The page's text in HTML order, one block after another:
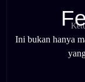
Ini bukan hanya